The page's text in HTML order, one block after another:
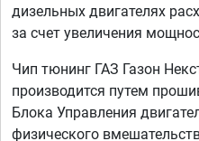
дизельных двигателях
за счет увеличения
Чип тюнинг ГАЗ Газон
производится путем
Блока Управления
физического